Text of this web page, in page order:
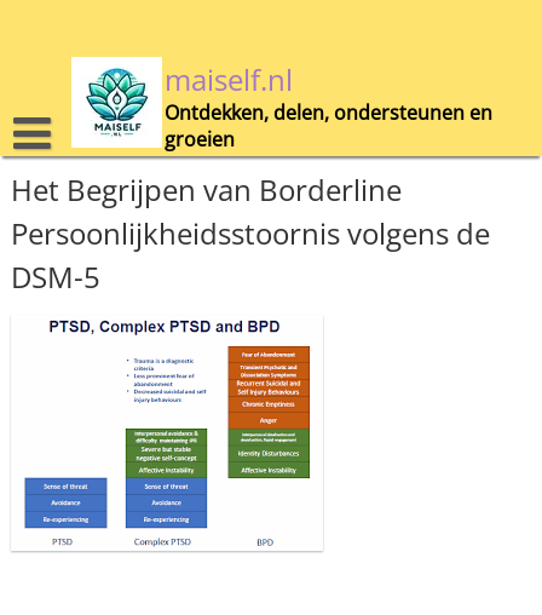
maiself.nl
Ontdekken, delen, ondersteunen en
groeien
Het Begrijpen van Borderline
Persoonlijkheidsstoornis volgens de
DSM-5